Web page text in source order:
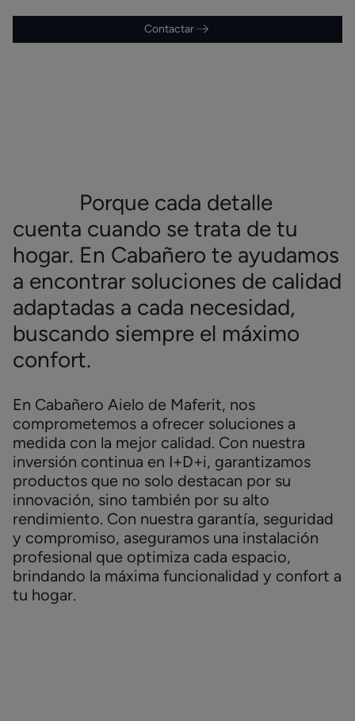
Contactar
Porque cada detalle
cuenta cuando se trata de tu
hogar. En Cabañero te ayudamos
a encontrar soluciones de calidad
adaptadas a cada necesidad,
buscando siempre el máximo
confort.
En Cabañero Aielo de Maferit, nos
comprometemos a ofrecer soluciones a
medida con la mejor calidad. Con nuestra
inversión continua en I+D+i, garantizamos
productos que no solo destacan por su
innovación, sino también por su alto
rendimiento. Con nuestra garantía, seguridad
y compromiso, aseguramos una instalación
profesional que optimiza cada espacio,
brindando la máxima funcionalidad y confort a
tu hogar.